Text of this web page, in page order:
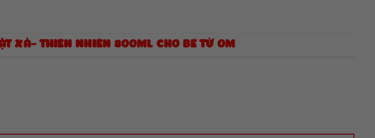
XẢ- THIÊN NHIÊN 800ML CHO BÉ TỪ 0M